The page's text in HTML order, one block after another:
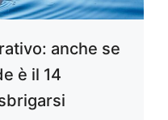
anche se
è il 14